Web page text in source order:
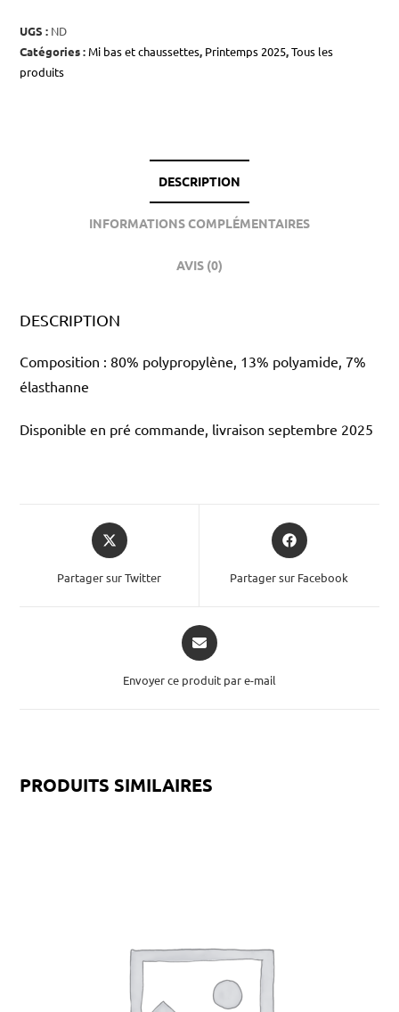
UGS : ND
Catégories : Mi bas et chaussettes, Printemps 2025,Tous les
produits
DESCRIPTION
INFORMATIONS COMPLÉMENTAIRES
AVIS (0)
DESCRIPTION
Composition : 80% polypropylène, 13% polyamide, 7%
élasthanne
Disponible en pré commande, livraison septembre 2025
Partager sur Twitter Partager sur Facebook
Envoyer ce produit par e-mail
PRODUITS SIMILAIRES